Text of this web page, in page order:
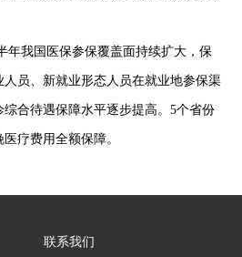
年我国医保参保覆盖面持续扩大，保
员、新就业形态人员在就业地参保渠
合待遇保障水平逐步提高。5个省份
疗费用全额保障。
联系我们